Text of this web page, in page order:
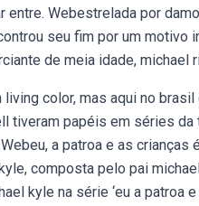
Webestrelada por
seu fim por um motivo
de meia idade, michael
color, mas aqui no
tiveram papéis em séries
a patroa e as crianças
composta pelo pai
kyle na série ‘eu a patroa e